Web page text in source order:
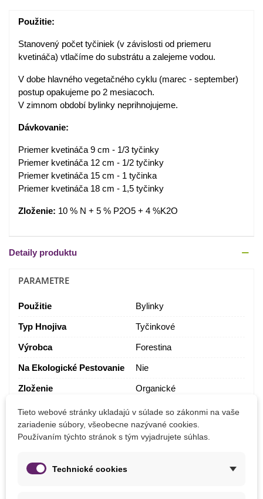
Použitie:
Stanovený počet tyčiniek (v závislosti od priemeru
kvetináča) vtlačíme do substrátu a zalejeme vodou.
V dobe hlavného vegetačného cyklu (marec - september)
postup opakujeme po 2 mesiacoch.
V zimnom období bylinky neprihnojujeme.
Dávkovanie:
Priemer kvetináča 9 cm - 1/3 tyčinky
Priemer kvetináča 12 cm - 1/2 tyčinky
Priemer kvetináča 15 cm - 1 tyčinka
Priemer kvetináča 18 cm - 1,5 tyčinky
Zloženie: 10 % N + 5 % P2O5 + 4 %K2O
Detaily produktu
PARAMETRE
Použitie Bylinky
Typ Hnojiva Tyčinkové
Výrobca Forestina
Na Ekologické Pestovanie Nie
Zloženie Organické
ean138595618401254
MOHLI BYSTE EŠTE POTREBOVAŤ
Tieto webové stránky ukladajú v súlade so zákonmi na vaše
zariadenie súbory, všeobecne nazývané cookies.
Používaním týchto stránok s tým vyjadrujete súhlas.
Technické cookies